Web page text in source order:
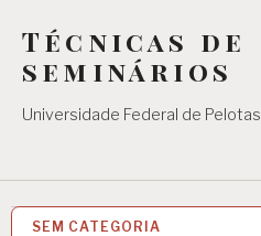
content
Técnicas de
seminários
Universidade Federal de Pelotas
SEM CATEGORIA
17 OUT 2021